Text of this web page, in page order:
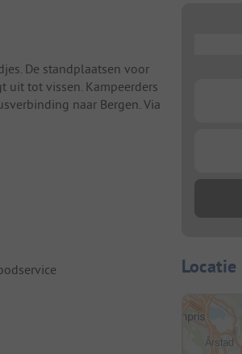
De standplaatsen voor
uit tot vissen. Kampeerders
naar Bergen. Via
Locatie